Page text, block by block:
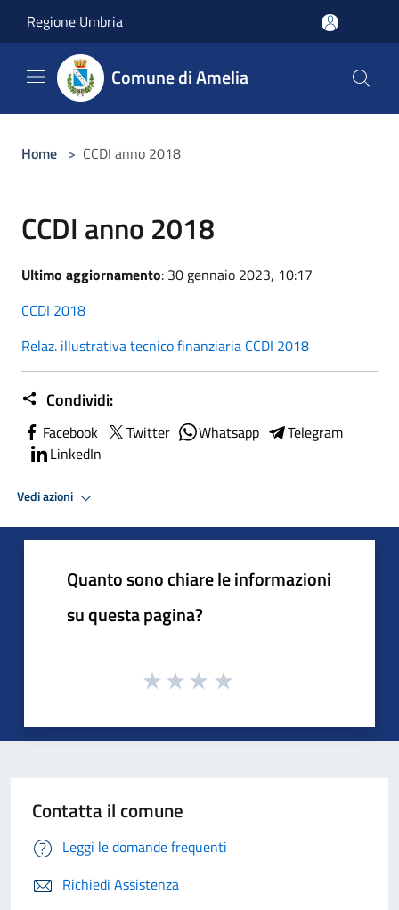
Regione Umbria
Comune di Amelia
Home > CCDI anno 2018
CCDI anno 2018
Ultimo aggiornamento: 30 gennaio 2023, 10:17
CCDI 2018
Relaz. illustrativa tecnico finanziaria CCDI 2018
Condividi:
Facebook Twitter Whatsapp
Telegram
LinkedIn
Vedi azioni
Quanto sono chiare le informazioni
su questa pagina?
Contatta il comune
Leggi le domande frequenti
Richiedi Assistenza